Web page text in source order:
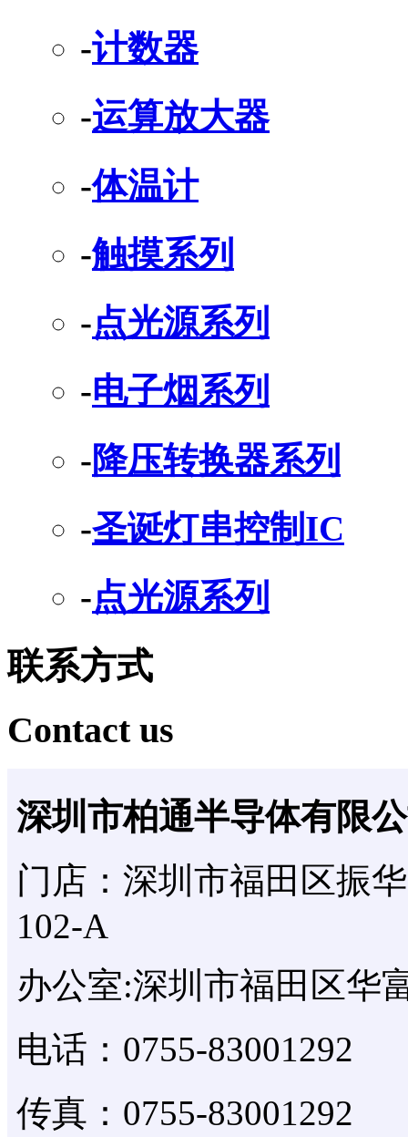
-计数器
-运算放大器
-体温计
-触摸系列
-点光源系列
-电子烟系列
-降压转换器系列
-圣诞灯串控制IC
-点光源系列
联系方式
Contact us
深圳市柏通半导体有限
门店：深圳市福田区振
102-A
办公室:深圳市福田区华
电话：0755-83001292
传真：0755-83001292